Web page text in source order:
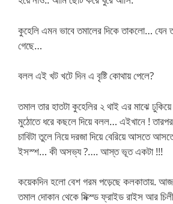
কুহেলি এমন ভাবে তমালের দিকে তাকলো… যেন
গেছে…
বলল এই খট খটে দিন এ বৃষ্টি কোথায় পেলে?
তমাল তার হাতটা কুহেলির ২ থাই এর মাঝে ঢুকিয়ে
মুঠোতে ধরে কছলে দিয়ে বলল… এইখানে !
চাবিটা তুলে নিয়ে দরজা দিয়ে বেরিয়ে আসতে
ইসস্শ… কী অসভ্য ?…. আস্ত ভূত একটা !!!
কয়েকদিন হলো বেশ গরম পড়েছে কলকাতায়.
তমাল দোকান থেকে মিক্স্ড ফ্রাইড রাইস আর